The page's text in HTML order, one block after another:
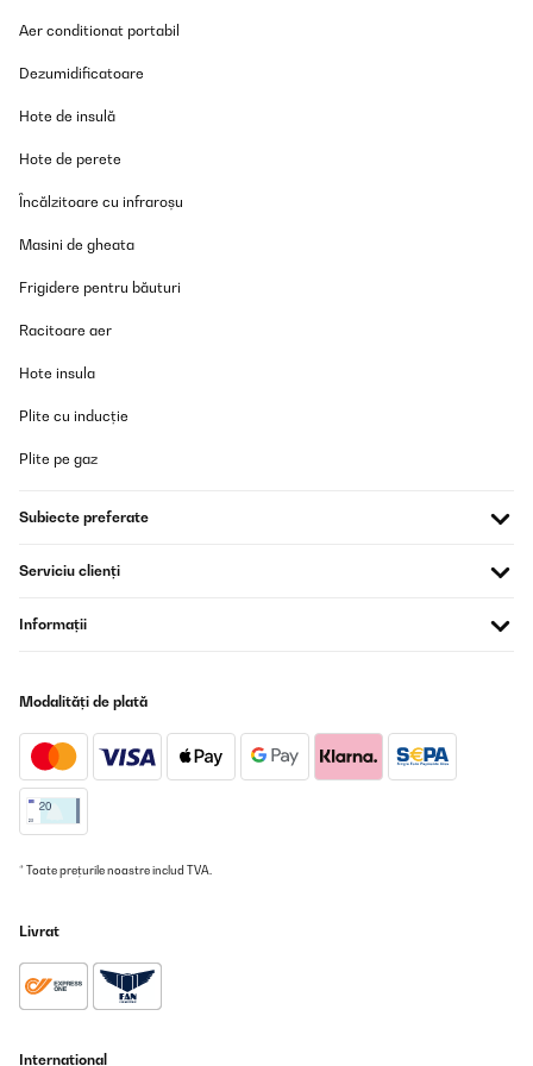
Die Klarstein Passau- 6-Liter-Zapfanlage ist ein absolutes Must-
professionell zapfen möchten. Mit einem Fassungsvermögen von
langanhaltenden Genuss bei geselligen Anlässen.Die Zapfanlage
ist einfach zu bedienen und ermöglicht ein reibungsloses Zapfen
Drucksystem bietet eine sehr gute Schaumkrone. Mit dem
tropffrei einschenken.Das robuste und langlebige Design der
langen Zeitraum. Die hochwertigen Materialien und die solide
Anforderungen regelmäßiger Verwendung standhältMit der
Zapfanlage verwandeln Sie jede Party, jedes Grillfest oder jeden
25/05/2023
geliebäugelt.Waren uns aber bislang nicht ganz sicher, für welche
Anlage mega gut gefallen hat, haben wir uns für dieses
kann hier eigentlich nichts falsch machen.Worauf man aber
achten sollte, ist das man ein 6L!!!! Fass aus dem Getränkehandel
des Vertrauens einsetzt und kein herkömmliches „Partyfässchen“
aus dem Supermarkt. Dann klappt es auch mit dem Nachbarn
Die Verarbeitung wirkt schon beim Auspacken sehr hochwertig
Design. Passende 6L-Fässer gibt es in den meisten
Aer conditionat portabil
Dezumidificatoare
Hote de insulă
Hote de perete
Încălzitoare cu infraroșu
Masini de gheata
Frigidere pentru băuturi
Racitoare aer
Hote insula
Plite cu inducție
Plite pe gaz
Subiecte preferate
Serviciu clienți
Informații
Modalități de plată
* Toate prețurile noastre includ TVA.
Livrat
Internațional